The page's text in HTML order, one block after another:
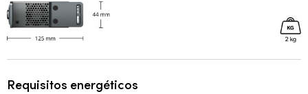
Requisitos energéticos